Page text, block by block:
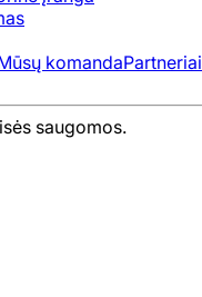
komandaPartneriai
saugomos.